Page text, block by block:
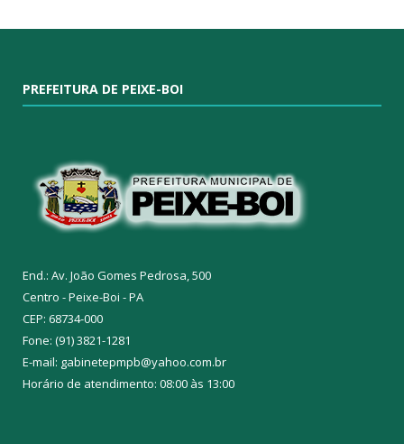
PREFEITURA DE PEIXE-BOI
End.: Av. João Gomes Pedrosa, 500
Centro - Peixe-Boi - PA
CEP: 68734-000
Fone: (91) 3821-1281
E-mail: gabinetepmpb@yahoo.com.br
Horário de atendimento: 08:00 às 13:00